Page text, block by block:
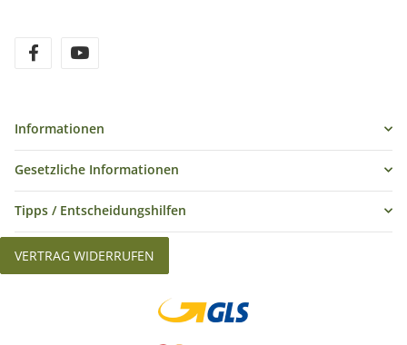
Informationen
Gesetzliche Informationen
Tipps / Entscheidungshilfen
VERTRAG WIDERRUFEN